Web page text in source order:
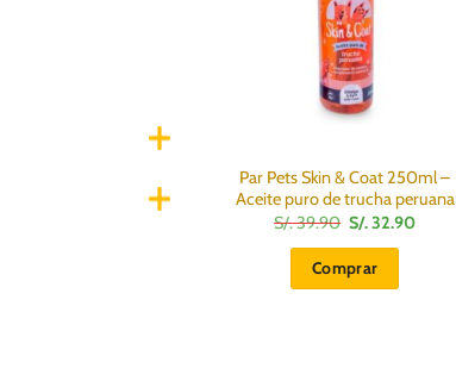
Par Pets Skin & Coat 250ml –
Aceite puro de trucha peruana
S/.39.90 El
precio
original
era:
S/.
S/.32.90El
Comprar